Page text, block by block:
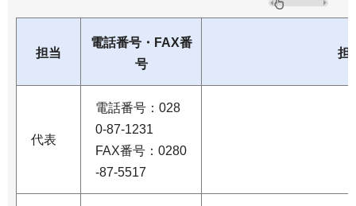
担当
電話番号・FAX番
号
担
代表
電話番号：028
0-87-1231
FAX番号：0280
-87-5517